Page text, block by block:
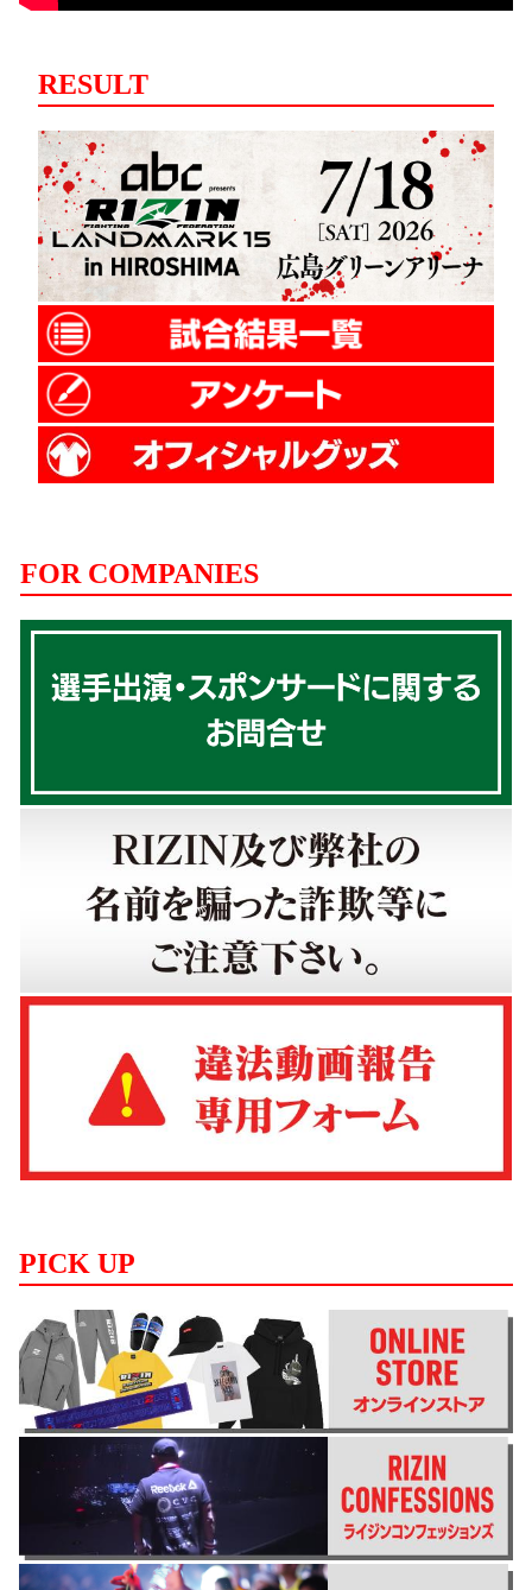
RESULT
FOR COMPANIES
PICK UP